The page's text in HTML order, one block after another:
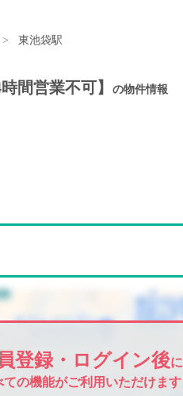
東池袋駅
間営業不可】 の物件情報
登録・ログイン後に
ての機能がご利用いただけます